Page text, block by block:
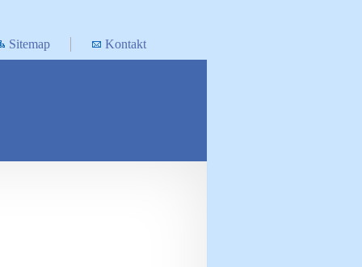
Kontakt
Sitemap